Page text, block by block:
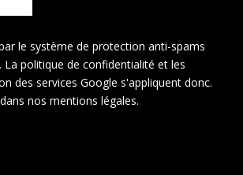
le système de protection anti-spams
Lapolitique de confidentialité et les
des services Google s'appliquent donc.
nosmentions légales.